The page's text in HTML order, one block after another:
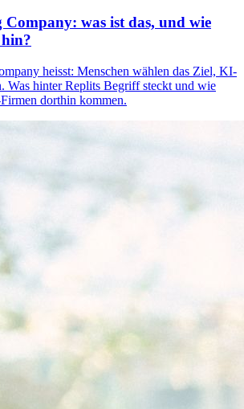
Company: was ist das, und wie
heisst: Menschen wählen das Ziel, KI-
Was hinter Replits Begriff steckt und wie
dorthin kommen.